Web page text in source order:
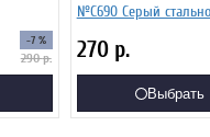
-7 %
290р.
№C690 Серый
270 р.
Выбрать